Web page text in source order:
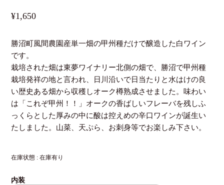
¥1,650
勝沼町風間農園産単一畑の甲州種だけで醸造した白ワイン
です。
栽培された畑は東夢ワイナリー北側の畑で、勝沼で甲州種
栽培発祥の地と言われ、日川沿いで日当たりと水はけの良
い歴史ある畑から収穫しオーク樽熟成させました。味わい
は「これぞ甲州！！」オークの香ばしいフレーバを残しふ
っくらとした厚みの中に酸は控えめの辛口ワインが誕生い
たしました。山菜、天ぷら、お刺身等でお楽しみ下さい。
在庫状態 : 在庫有り
内装